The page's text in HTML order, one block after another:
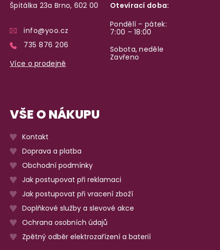
Garance vrácení peněz
na bezplatné vrácení zboží
Špitálka 23a Brno, 602 00
info@yoo.cz
735 876 206
Více o prodejně
Otevírací doba:
Pondělí – pátek:
7:00 – 18:00
Sobota, neděle
Zavřeno
VŠE O NÁKUPU
Kontakt
Doprava a platba
Obchodní podmínky
Jak postupovat při reklamaci
Jak postupovat při vracení zboží
Doplňkové služby a slevové akce
Ochrana osobních údajů
Zpětný odběr elektrozařízení a baterií